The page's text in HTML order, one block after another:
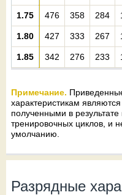
1.75 476 358 284
1.80 427 333 267
1.85 342 276 233
Примечание.
характеристикам
полученными в
тренировочных циклов, и
умолчанию.
Разрядные